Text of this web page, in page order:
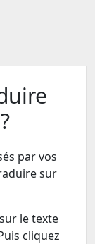
par vos
sur
le texte
cliquez